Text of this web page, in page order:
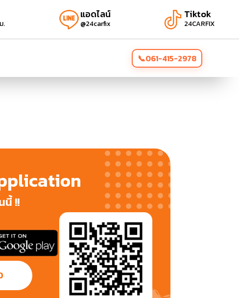
.
แอดไลน์
@24carfix
Tiktok
24CARFIX
061-415-2978
นี้ !!